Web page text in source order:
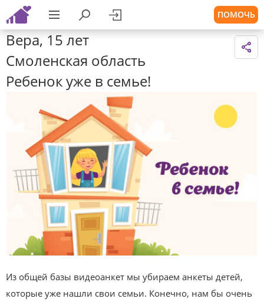
ПОМОЧЬ
Вера, 15 лет
Смоленская область
Ребенок уже в семье!
Из общей базы видеоанкет мы убираем анкеты детей,
которые уже нашли свои семьи. Конечно, нам бы очень